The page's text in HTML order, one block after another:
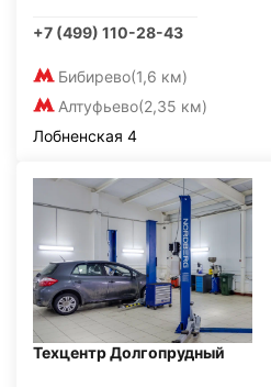
+7 (499) 110-28-43
Бибирево(1,6 км)
Алтуфьево(2,35 км)
Лобненская 4
Техцентр Долгопрудный